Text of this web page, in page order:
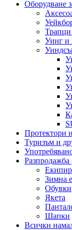
Оборудване
Уинг и
Протектори
Туризъм и
Разпродажба
Зимна
Обувки
Якета
Шапки
Всички